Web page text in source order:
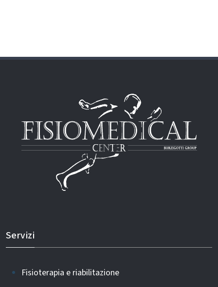
Servizi
Fisioterapia e riabilitazione